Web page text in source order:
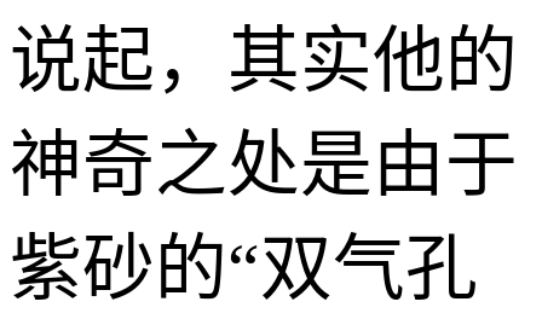
说起，其实他的
神奇之处是由于
紫砂的“双气孔